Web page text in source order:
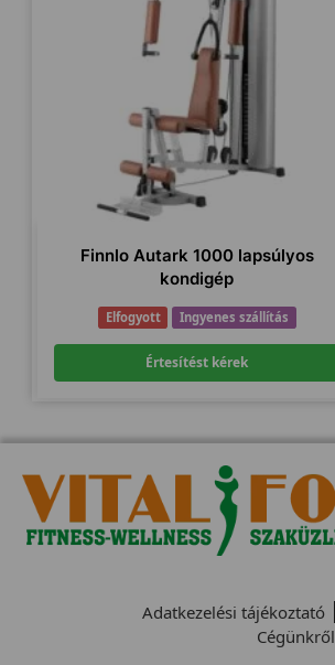
Finnlo Autark 1000 lapsúlyos
kondigép
Elfogyott Ingyenes szállítás
Értesítést kérek
Adatkezelési tájékoztató
Cégünkről